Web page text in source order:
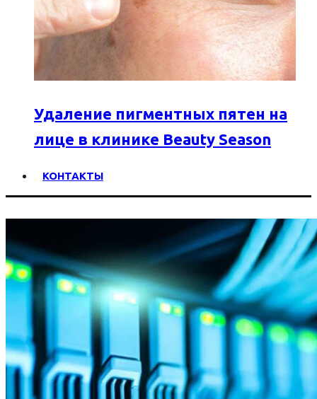
Удаление пигментных пятен на
лице в клинике Beauty Season
КОНТАКТЫ